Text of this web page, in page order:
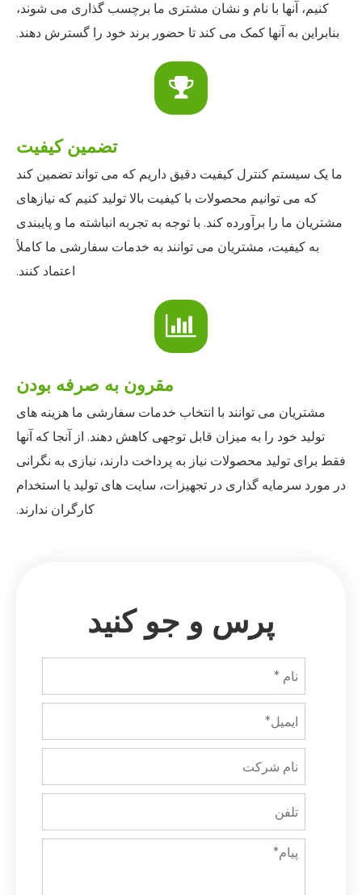
کنیم، آنها با نام و نشان مشتری ما برچسب گذاری می شوند،
بنابراین به آنها کمک می کند تا حضور برند خود را گسترش دهند.
تضمین کیفیت
ما یک سیستم کنترل کیفیت دقیق داریم که می تواند تضمین کند
که می توانیم محصولات با کیفیت بالا تولید کنیم که نیازهای
مشتریان ما را برآورده کند. با توجه به تجربه انباشته ما و پایبندی
به کیفیت، مشتریان می توانند به خدمات سفارشی ما کاملاً
اعتماد کنند.
مقرون به صرفه بودن
مشتریان می توانند با انتخاب خدمات سفارشی ما هزینه های
تولید خود را به میزان قابل توجهی کاهش دهند. از آنجا که آنها
فقط برای تولید محصولات نیاز به پرداخت دارند، نیازی به نگرانی
در مورد سرمایه گذاری در تجهیزات، سایت های تولید یا استخدام
کارگران ندارند.
پرس و جو کنید